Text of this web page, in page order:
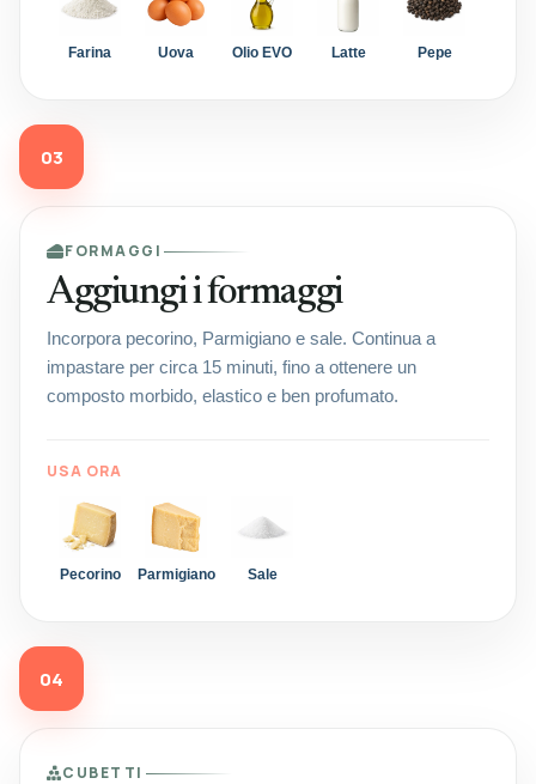
Farina Uova Olio EVO Latte Pepe
03
FORMAGGI
Aggiungi i formaggi
Incorpora pecorino, Parmigiano e sale. Continua a
impastare per circa 15 minuti, fino a ottenere un
composto morbido, elastico e ben profumato.
USA ORA
Pecorino Parmigiano Sale
04
CUBETTI